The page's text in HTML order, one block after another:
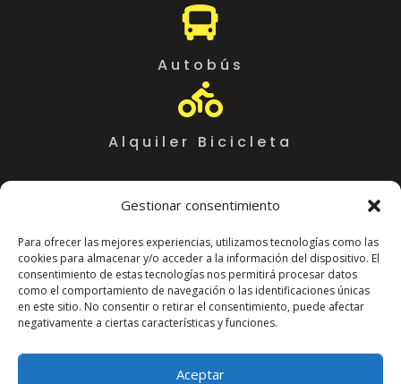
Gestionar consentimiento
Para ofrecer las mejores experiencias, utilizamos tecnologías como las
cookies para almacenar y/o acceder a la información del dispositivo. El
consentimiento de estas tecnologías nos permitirá procesar datos
como el comportamiento de navegación o las identificaciones únicas
en este sitio. No consentir o retirar el consentimiento, puede afectar
negativamente a ciertas características y funciones.
Aceptar

Autobús

Alquiler Bicicleta